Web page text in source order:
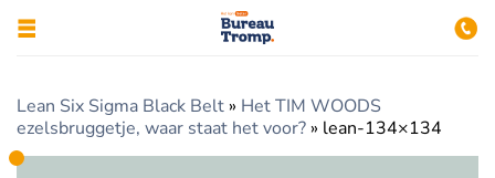
Lean Six Sigma Black Belt » Het TIM WOODS
ezelsbruggetje, waar staat het voor? » lean-134×134